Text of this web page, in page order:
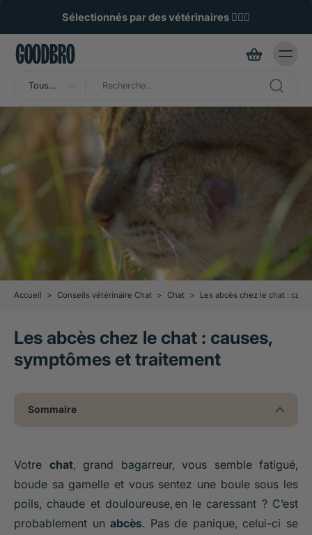
Noté 4,8/5 par des poilus exigeants 🌟
Tous
Accueil > Conseils vétérinaire Chat > Chat > Les abcès chez le chat :
Les abcès chez le chat : causes,
symptômes et traitement
Sommaire
Votre chat, grand bagarreur, vous semble fatigué,
boude sa gamelle et vous sentez une boule sous les
poils, chaude et douloureuse, en le caressant ? C’est
probablement unabcès. Pas de panique, celui-ci se